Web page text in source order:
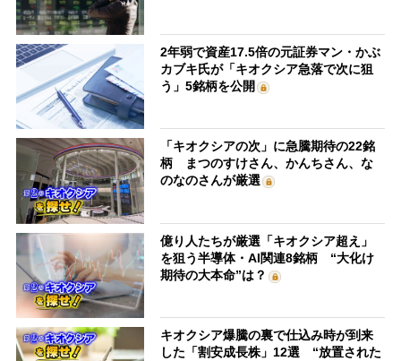
2年弱で資産17.5倍の元証券マン・かぶ
カブキ氏が「キオクシア急落で次に狙
う」5銘柄を公開
「キオクシアの次」に急騰期待の22銘
柄 まつのすけさん、かんちさん、な
のなのさんが厳選
億り人たちが厳選「キオクシア超え」
を狙う半導体・AI関連8銘柄 “大化け
期待の大本命”は？
キオクシア爆騰の裏で仕込み時が到来
した「割安成長株」12選 “放置された